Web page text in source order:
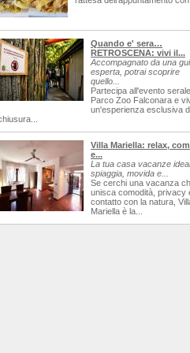
Quando e' sera…
RETROSCENA: vivi il...
Accompagnato da una
esperta, potrai scoprire
quello...
Partecipa all'evento
Parco Zoo Falconara e
un'esperienza esclusiva
Villa Mariella: relax,
e...
La tua casa vacanze
spiaggia, movida e...
Se cerchi una vacanza
unisca comodità, privacy
contatto con la natura,
Mariella è la...